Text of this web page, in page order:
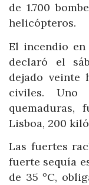
de 1.700
helicópteros.
El incendio
declaró el
dejado veinte
civiles.
quemaduras,
Lisboa, 200
Las fuertes
fuerte sequía
de 35 ºC,